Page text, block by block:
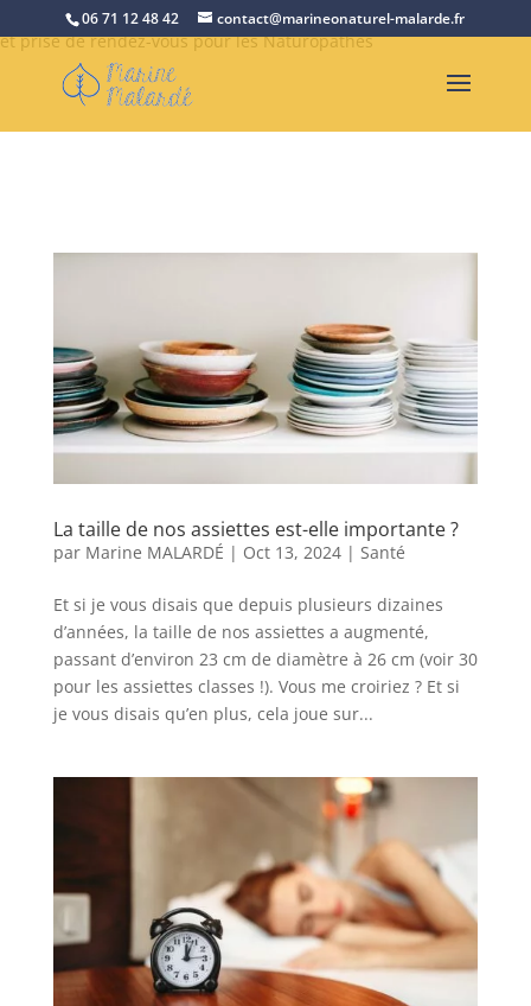
Retrouvez Marine Malardé sur Resalib : annuaire, référencement
et prise de rendez-vous pour les Naturopathes
06 71 12 48 42 contact@marineonaturel-malarde.fr
La taille de nos assiettes est-elle importante ?
par Marine MALARDÉ | Oct 13, 2024| Santé
Et si je vous disais que depuis plusieurs dizaines
d’années, la taille de nos assiettes a augmenté,
passant d’environ 23 cm de diamètre à 26 cm (voir 30
pour les assiettes classes !). Vous me croiriez ? Et si
je vous disais qu’en plus, cela joue sur...